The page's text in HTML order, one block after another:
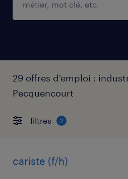
29 offres d'emploi :
Pecquencourt
filtres 2
cariste (f/h)